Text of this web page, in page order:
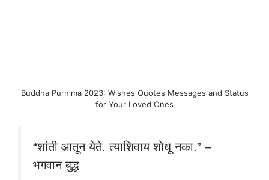
Buddha Purnima 2023: Wishes Quotes Messages and Status
for Your Loved Ones
“शांती आतून येते. त्याशिवाय शोधू नका.” –
भगवान बुद्ध